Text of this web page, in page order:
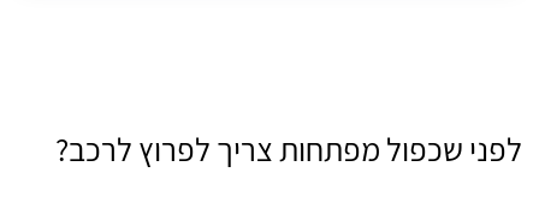
לפני שכפול מפתחות צריך לפרוץ לרכב?